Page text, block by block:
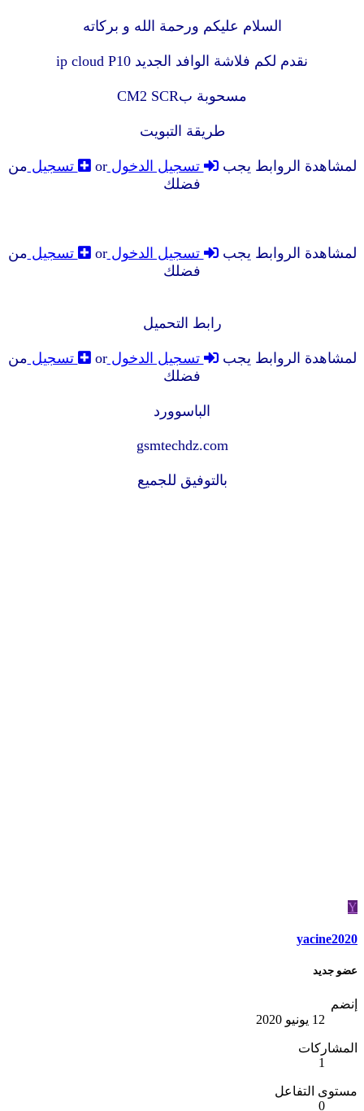
السلام عليكم ورحمة الله و بركاته
نقدم لكم فلاشة الوافد الجديد ip cloud P10
مسحوبة بCM2 SCR
طريقة التبويت
لمشاهدة الروابط يجب تسجيل الدخولor تسجيل من
فضلك
لمشاهدة الروابط يجب تسجيل الدخولor تسجيل من
فضلك
رابط التحميل
لمشاهدة الروابط يجب تسجيل الدخولor تسجيل من
فضلك
الباسوورد
gsmtechdz.com
بالتوفيق للجميع
Y
yacine2020
عضو جديد
إنضم
12 يونيو 2020
المشاركات
1
مستوى التفاعل
0